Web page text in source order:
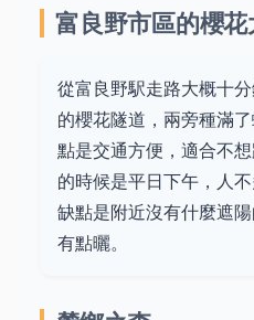
富良野市區的櫻花
從富良野駅走路大概十
的櫻花隧道，兩旁種滿
點是交通方便，適合不
的時候是平日下午，人
缺點是附近沒有什麼遮
有點曬。